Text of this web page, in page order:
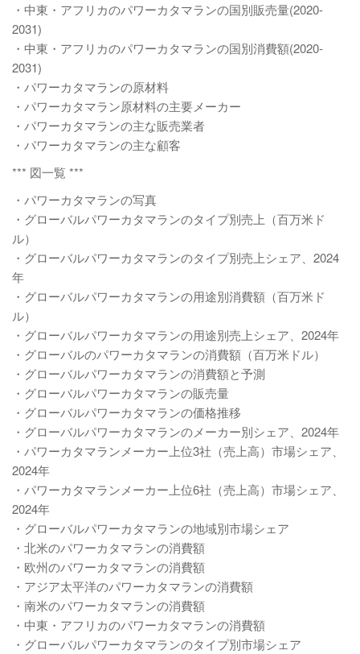
・中東・アフリカのパワーカタマランの国別販売量(2020-
2031)
・中東・アフリカのパワーカタマランの国別消費額(2020-
2031)
・パワーカタマランの原材料
・パワーカタマラン原材料の主要メーカー
・パワーカタマランの主な販売業者
・パワーカタマランの主な顧客
*** 図一覧 ***
・パワーカタマランの写真
・グローバルパワーカタマランのタイプ別売上（百万米ド
ル）
・グローバルパワーカタマランのタイプ別売上シェア、2024
年
・グローバルパワーカタマランの用途別消費額（百万米ド
ル）
・グローバルパワーカタマランの用途別売上シェア、2024年
・グローバルのパワーカタマランの消費額（百万米ドル）
・グローバルパワーカタマランの消費額と予測
・グローバルパワーカタマランの販売量
・グローバルパワーカタマランの価格推移
・グローバルパワーカタマランのメーカー別シェア、2024年
・パワーカタマランメーカー上位3社（売上高）市場シェア、
2024年
・パワーカタマランメーカー上位6社（売上高）市場シェア、
2024年
・グローバルパワーカタマランの地域別市場シェア
・北米のパワーカタマランの消費額
・欧州のパワーカタマランの消費額
・アジア太平洋のパワーカタマランの消費額
・南米のパワーカタマランの消費額
・中東・アフリカのパワーカタマランの消費額
・グローバルパワーカタマランのタイプ別市場シェア